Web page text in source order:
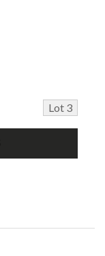
Lot 3